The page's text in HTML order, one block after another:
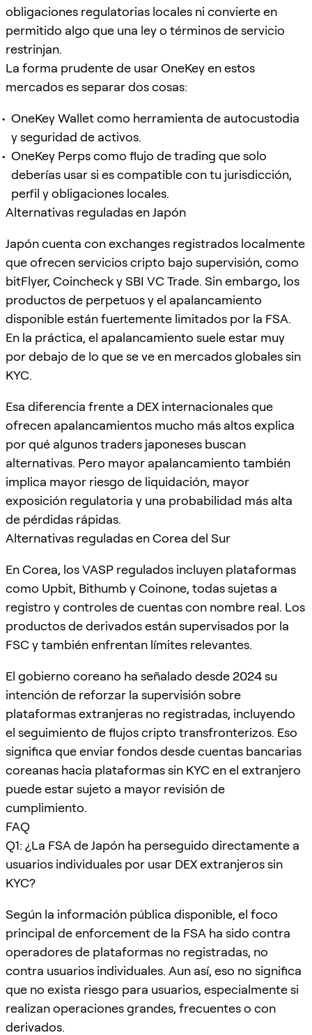
obligaciones regulatorias locales ni convierte en
permitido algo que una ley o términos de servicio
restrinjan.
La forma prudente de usar OneKey en estos
mercados es separar dos cosas:
OneKey Wallet como herramienta de autocustodia
y seguridad de activos.
OneKey Perps como flujo de trading que solo
deberías usar si es compatible con tu jurisdicción,
perfil y obligaciones locales.
Alternativas reguladas en Japón
Japón cuenta con exchanges registrados localmente
que ofrecen servicios cripto bajo supervisión, como
bitFlyer, Coincheck y SBI VC Trade. Sin embargo, los
productos de perpetuos y el apalancamiento
disponible están fuertemente limitados por la FSA.
En la práctica, el apalancamiento suele estar muy
por debajo de lo que se ve en mercados globales sin
KYC.
Esa diferencia frente a DEX internacionales que
ofrecen apalancamientos mucho más altos explica
por qué algunos traders japoneses buscan
alternativas. Pero mayor apalancamiento también
implica mayor riesgo de liquidación, mayor
exposición regulatoria y una probabilidad más alta
de pérdidas rápidas.
Alternativas reguladas en Corea del Sur
En Corea, los VASP regulados incluyen plataformas
como Upbit, Bithumb y Coinone, todas sujetas a
registro y controles de cuentas con nombre real. Los
productos de derivados están supervisados por la
FSC y también enfrentan límites relevantes.
El gobierno coreano ha señalado desde 2024 su
intención de reforzar la supervisión sobre
plataformas extranjeras no registradas, incluyendo
el seguimiento de flujos cripto transfronterizos. Eso
significa que enviar fondos desde cuentas bancarias
coreanas hacia plataformas sin KYC en el extranjero
puede estar sujeto a mayor revisión de
cumplimiento.
FAQ
Q1: ¿La FSA de Japón ha perseguido directamente a
usuarios individuales por usar DEX extranjeros sin
KYC?
Según la información pública disponible, el foco
principal de enforcement de la FSA ha sido contra
operadores de plataformas no registradas, no
contra usuarios individuales. Aun así, eso no significa
que no exista riesgo para usuarios, especialmente si
realizan operaciones grandes, frecuentes o con
derivados.